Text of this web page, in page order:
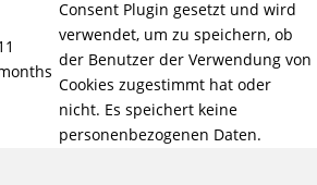
Consent Plugin gesetzt und wird
verwendet, um zu speichern, ob
der Benutzer der Verwendung von
Cookies zugestimmt hat oder
nicht. Es speichert keine
personenbezogenen Daten.